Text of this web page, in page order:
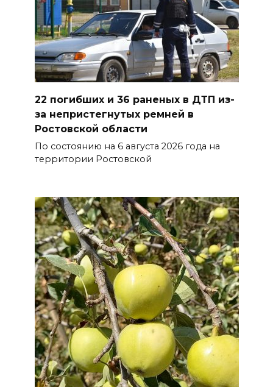
22 погибших и 36 раненых в ДТП из-
за непристегнутых ремней в
Ростовской области
По состоянию на 6 августа 2026 года на
территории Ростовской